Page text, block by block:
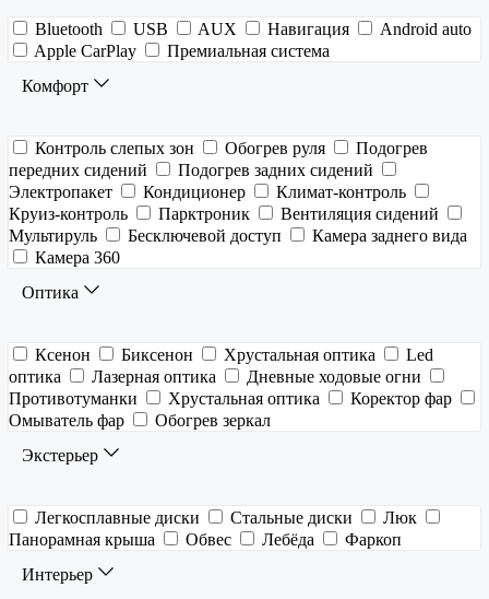
Bluetooth USB AUX Навигация
Android auto
Apple CarPlay
Премиальная система
Комфорт
Контроль слепых зон Обогрев руля
Подогрев
передних сидений
Подогрев задних сидений
Электропакет
Кондиционер
Климат-контроль
Круиз-контроль
Парктроник
Вентиляция сидений
Мультируль
Бесключевой доступ
Камера заднего вида
Камера 360
Оптика
Ксенон Биксенон Хрустальная оптика
Led
оптика
Лазерная оптика
Дневные ходовые огни
Противотуманки
Хрустальная оптика
Коректор фар
Омыватель фар
Обогрев зеркал
Экстерьер
Легкосплавные диски Стальные диски
Люк
Панорамная крыша
Обвес Лебёда
Фаркоп
Интерьер